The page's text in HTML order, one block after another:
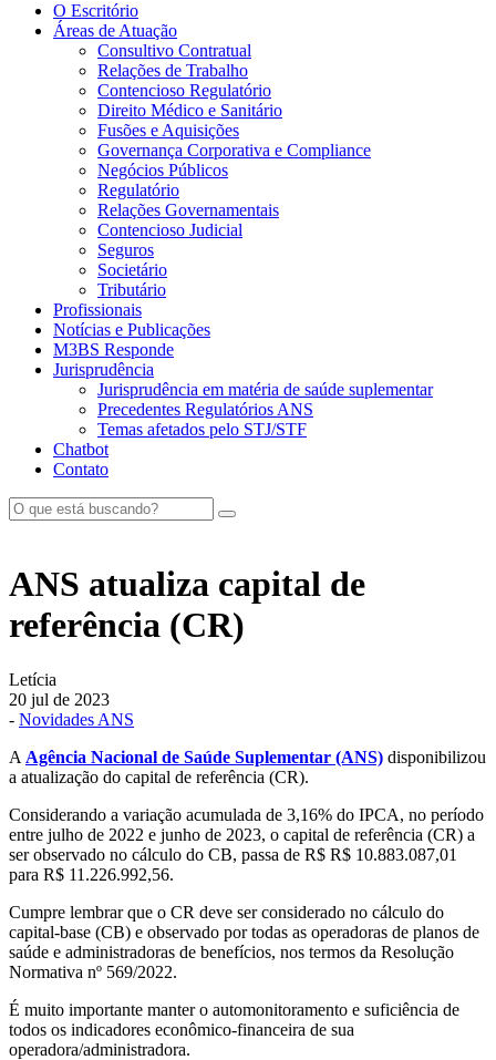
O Escritório
Áreas de Atuação
Consultivo Contratual
Relações de Trabalho
Contencioso Regulatório
Direito Médico e Sanitário
Fusões e Aquisições
Governança Corporativa e Compliance
Negócios Públicos
Regulatório
Relações Governamentais
Contencioso Judicial
Seguros
Societário
Tributário
Profissionais
Notícias e Publicações
M3BS Responde
Jurisprudência
Jurisprudência em matéria de saúde suplementar
Precedentes Regulatórios ANS
Temas afetados pelo STJ/STF
Chatbot
Contato
ANS atualiza capital de
referência (CR)
Letícia
20 jul de 2023
- Novidades ANS
A Agência Nacional de Saúde Suplementar (ANS) disponibilizou
a atualização do capital de referência (CR).
Considerando a variação acumulada de 3,16% do IPCA, no período
entre julho de 2022 e junho de 2023, o capital de referência (CR) a
ser observado no cálculo do CB, passa de R$ R$ 10.883.087,01
para R$ 11.226.992,56.
Cumpre lembrar que o CR deve ser considerado no cálculo do
capital-base (CB) e observado por todas as operadoras de planos de
saúde e administradoras de benefícios, nos termos da Resolução
Normativa nº 569/2022.
É muito importante manter o automonitoramento e suficiência de
todos os indicadores econômico-financeira de sua
operadora/administradora.